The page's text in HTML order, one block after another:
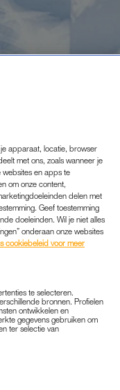
apparaat, locatie, browser
met ons, zoals wanneer je
websites en apps te
om onze content,
delen met
Geef toestemming
doeleinden. Wil je niet alles
onderaan onze websites
cookiebeleid voor meer
te selecteren.
bronnen. Profielen
ontwikkelen en
gegevens gebruiken om
ter selectie van